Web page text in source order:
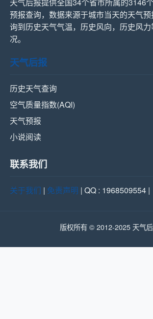
预报查询，数据来源于城市当天的天气
询到历史天气气温，历史风向，历史风
况。
天气后报
历史天气查询
空气质量指数(AQI)
天气预报
小说阅读
联系我们
关于我们 | 免责声明 | QQ : 1968509554 |
版权所有 © 2012-2025 天气